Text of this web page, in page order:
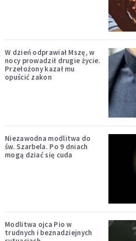
W dzień odprawiał Mszę, w
nocy prowadził drugie życie.
Przełożony kazał mu
opuścić zakon
Niezawodna modlitwa do
św. Szarbela. Po 9 dniach
mogą dziać się cuda
Modlitwa ojca Pio w
trudnych i beznadziejnych